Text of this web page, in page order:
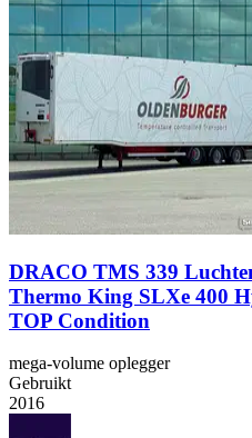
DRACO TMS 339
Thermo King SLXe 400
TOP Condition
mega-volume oplegger
Gebruikt
2016